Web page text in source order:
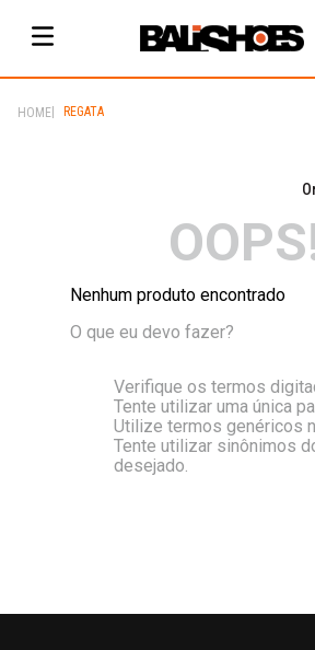
REGATA
Nenhum produto encontrado
O que eu devo fazer?
Verifique os termos
Tente utilizar uma única
Utilize termos genéricos
Tente utilizar sinônimos
desejado.